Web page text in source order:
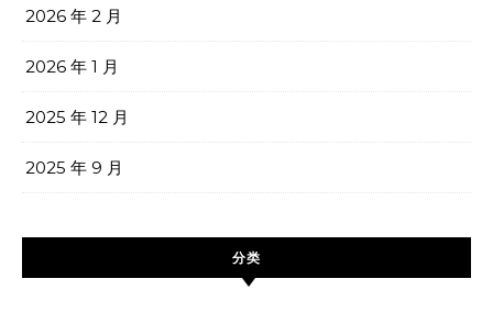
2026 年 2 月
2026 年 1 月
2025 年 12 月
2025 年 9 月
分类